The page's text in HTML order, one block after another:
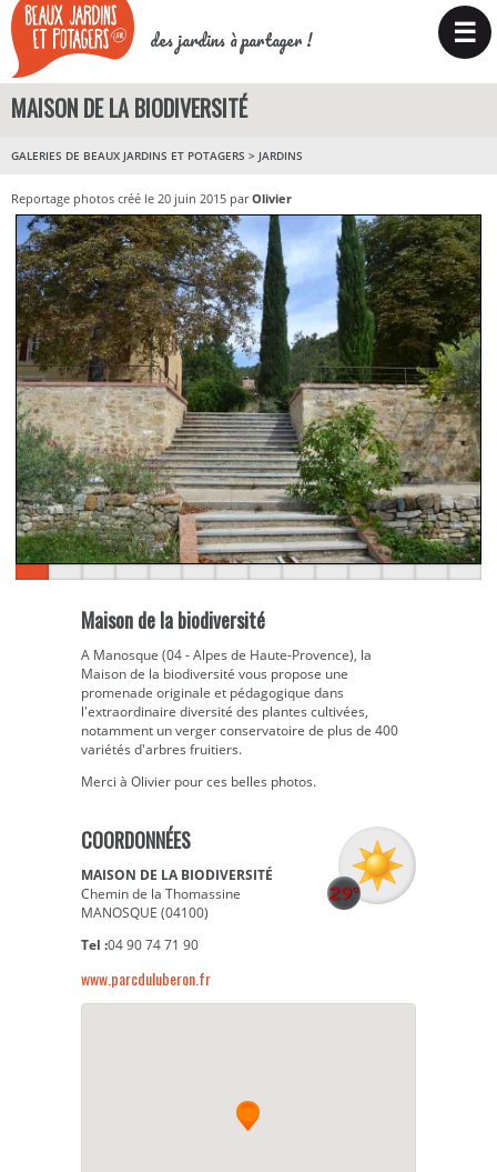
des jardins à partager ! ☰
MAISON DE LA BIODIVERSITÉ
GALERIES DE BEAUX JARDINS ET POTAGERS > JARDINS
Reportage photos créé le 20 juin 2015 parOlivier
Maison de la biodiversité
A Manosque (04 - Alpes de Haute-Provence), la
Maison de la biodiversité vous propose une
promenade originale et pédagogique dans
l'extraordinaire diversité des plantes cultivées,
notamment un verger conservatoire de plus de 400
variétés d'arbres fruitiers.
Merci à Olivier pour ces belles photos.
COORDONNÉES
MAISON DE LA BIODIVERSITÉ
Chemin de la Thomassine
MANOSQUE (04100)
Tel :04 90 74 71 90
www.parcduluberon.fr